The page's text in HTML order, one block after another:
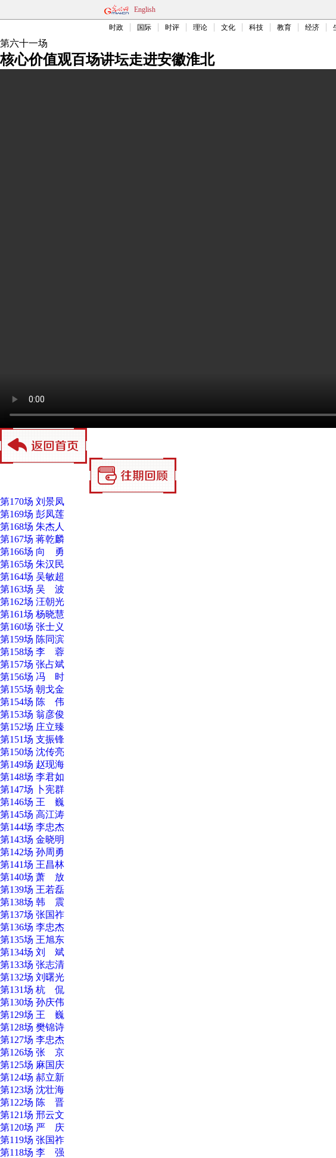
English
时政 国际 时评 理论 文化 科技 教育 经济
第六十一场
核心价值观百场讲坛走进安徽淮北
第170场 刘景凤
第169场 彭凤莲
第168场 朱杰人
第167场 蒋乾麟
第166场 向 勇
第165场 朱汉民
第164场 吴敏超
第163场 吴 波
第162场 汪朝光
第161场 杨晓慧
第160场 张士义
第159场 陈同滨
第158场 李 蓉
第157场 张占斌
第156场 冯 时
第155场 朝戈金
第154场 陈 伟
第153场 翁彦俊
第152场 庄立臻
第151场 支振锋
第150场 沈传亮
第149场 赵现海
第148场 李君如
第147场 卜宪群
第146场 王 巍
第145场 高江涛
第144场 李忠杰
第143场 金晓明
第142场 孙周勇
第141场 王昌林
第140场 萧 放
第139场 王若磊
第138场 韩 震
第137场 张国祚
第136场 李忠杰
第135场 王旭东
第134场 刘 斌
第133场 张志清
第132场 刘曙光
第131场 杭 侃
第130场 孙庆伟
第129场 王 巍
第128场 樊锦诗
第127场 李忠杰
第126场 张 京
第125场 麻国庆
第124场 郝立新
第123场 沈壮海
第122场 陈 晋
第121场 邢云文
第120场 严 庆
第119场 张国祚
第118场 李 强